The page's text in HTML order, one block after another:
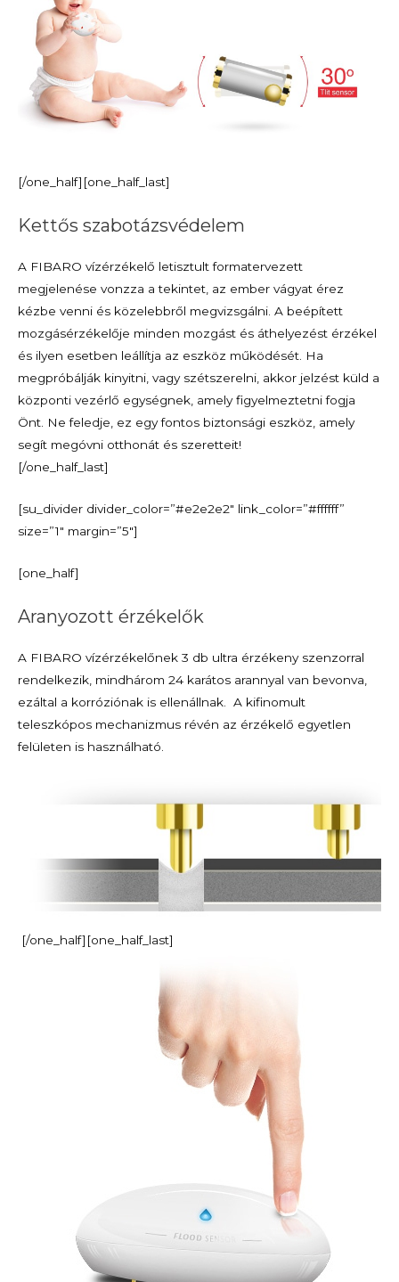
[/one_half][one_half_last]
Kettős szabotázsvédelem
A FIBARO vízérzékelő letisztult formatervezett
megjelenése vonzza a tekintet, az ember vágyat érez
kézbe venni és közelebbről megvizsgálni. A beépített
mozgásérzékelője minden mozgást és áthelyezést érzékel
és ilyen esetben leállítja az eszköz működését. Ha
megpróbálják kinyitni, vagy szétszerelni, akkor jelzést küld a
központi vezérlő egységnek, amely figyelmeztetni fogja
Önt. Ne feledje, ez egy fontos biztonsági eszköz, amely
segít megóvni otthonát és szeretteit!
[/one_half_last]
[su_divider divider_color=”#e2e2e2″ link_color=”#ffffff”
size=”1″ margin=”5″]
[one_half]
Aranyozott érzékelők
A FIBARO vízérzékelőnek 3 db ultra érzékeny szenzorral
rendelkezik, mindhárom 24 karátos arannyal van bevonva,
ezáltal a korróziónak is ellenállnak. A kifinomult
teleszkópos mechanizmus révén az érzékelő egyetlen
felületen is használható.
[/one_half][one_half_last]